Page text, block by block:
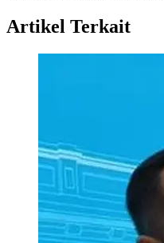
Artikel Terkait